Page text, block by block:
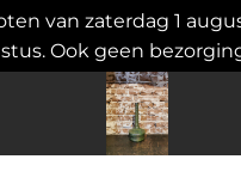
van zaterdag 1
Ook geen